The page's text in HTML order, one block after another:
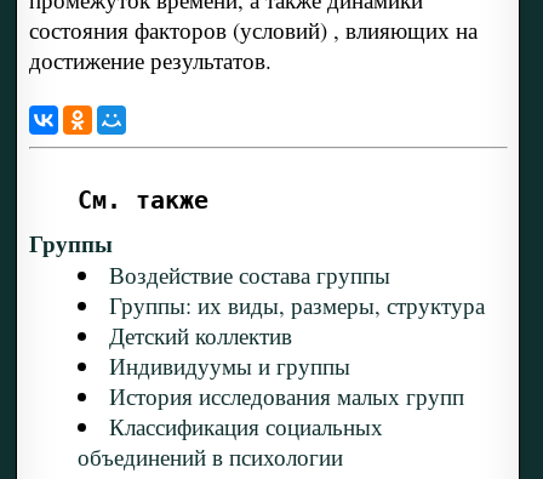
состояния факторов (условий) , влияющих на
достижение результатов.
См. также
Группы
Воздействие состава группы
Группы: их виды, размеры, структура
Детский коллектив
Индивидуумы и группы
История исследования малых групп
Классификация социальных
объединений в психологии